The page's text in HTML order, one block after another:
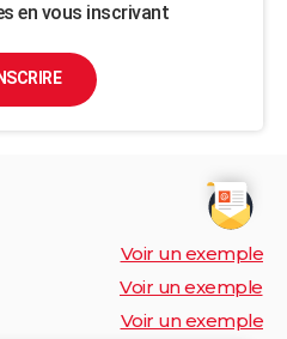
en vous inscrivant
Voir un exemple
Voir un exemple
Voir un exemple